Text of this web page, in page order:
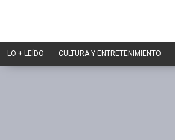
LO + LEÍDO CULTURA Y ENTRETENIMIENTO